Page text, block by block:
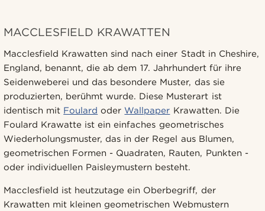
MACCLESFIELD KRAWATTEN
Macclesfield Krawatten sind nach einer Stadt in Cheshire,
England, benannt, die ab dem 17. Jahrhundert für ihre
Seidenweberei und das besondere Muster, das sie
produzierten, berühmt wurde. Diese Musterart ist
identisch mit Foulard oderWallpaper Krawatten. Die
Foulard Krawatte ist ein einfaches geometrisches
Wiederholungsmuster, das in der Regel aus Blumen,
geometrischen Formen - Quadraten, Rauten, Punkten -
oder individuellen Paisleymustern besteht.
Macclesfield ist heutzutage ein Oberbegriff, der
Krawatten mit kleinen geometrischen Webmustern